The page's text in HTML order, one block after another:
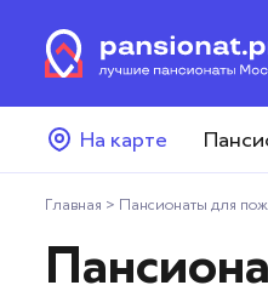
На карте
Пансионаты для
Дома престарелых
Главная > Пансионаты для